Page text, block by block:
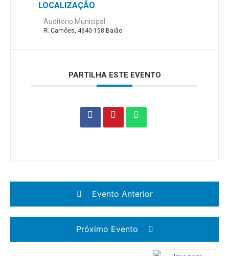
LOCALIZAÇÃO
Auditório Municipal
R. Camões, 4640-158 Baião
PARTILHA ESTE EVENTO
Evento Anterior
Próximo Evento